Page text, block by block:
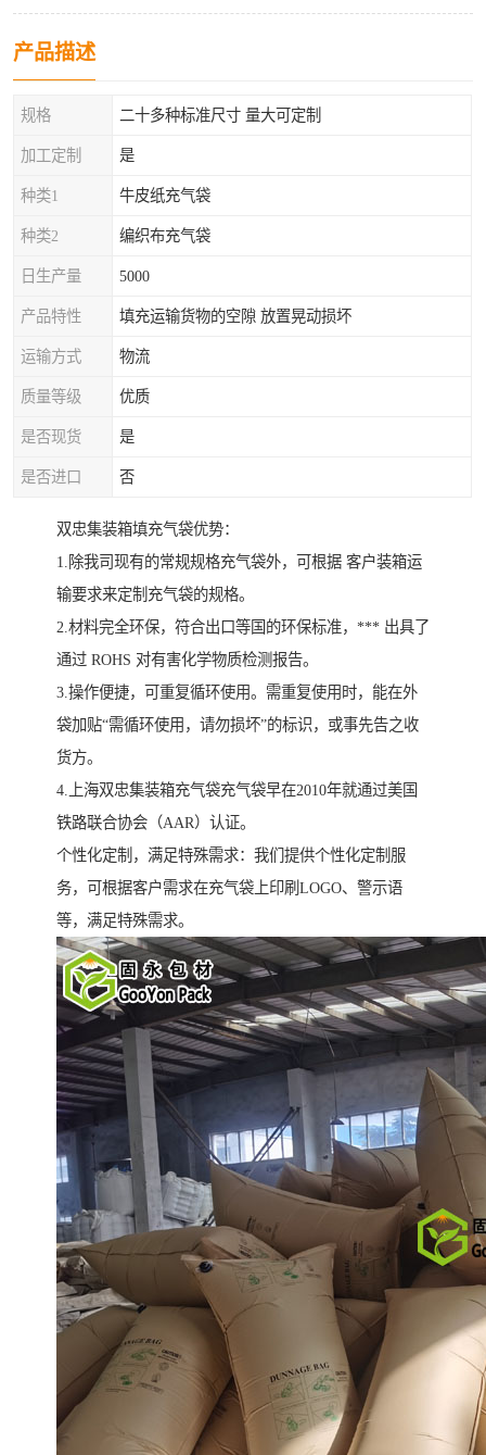
产品描述
规格 二十多种标准尺寸 量大可定制
加工定制 是
种类1 牛皮纸充气袋
种类2 编织布充气袋
日生产量 5000
产品特性 填充运输货物的空隙 放置晃动损坏
运输方式 物流
质量等级 优质
是否现货 是
是否进口 否
双忠集装箱填充气袋优势：
1.除我司现有的常规规格充气袋外，可根据 客户装箱运
输要求来定制充气袋的规格。
2.材料完全环保，符合出口等国的环保标准，*** 出具了
通过 ROHS 对有害化学物质检测报告。
3.操作便捷，可重复循环使用。需重复使用时，能在外
袋加贴“需循环使用，请勿损坏”的标识，或事先告之收
货方。
4.上海双忠集装箱充气袋充气袋早在2010年就通过美国
铁路联合协会（AAR）认证。
个性化定制，满足特殊需求：我们提供个性化定制服
务，可根据客户需求在充气袋上印刷LOGO、警示语
等，满足特殊需求。